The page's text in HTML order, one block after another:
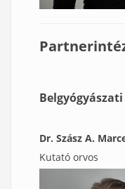
Dr. Szász A.
Kutató orvos